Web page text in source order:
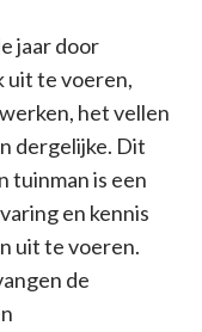
jaar door
uit te voeren,
het vellen
dergelijke. Dit
tuinman is een
en kennis
uit te voeren.
de